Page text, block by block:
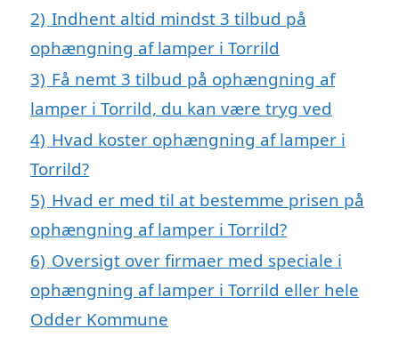
2) Indhent altid mindst 3 tilbud på
ophængning af lamper i Torrild
3) Få nemt 3 tilbud på ophængning af
lamper i Torrild, du kan være tryg ved
4) Hvad koster ophængning af lamper i
Torrild?
5) Hvad er med til at bestemme prisen på
ophængning af lamper i Torrild?
6) Oversigt over firmaer med speciale i
ophængning af lamper i Torrild eller hele
Odder Kommune